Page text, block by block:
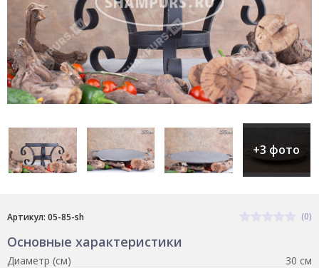
+3 фото
Артикул: 05-85-sh (0)
Основные характеристики
Диаметр (см)
30 см